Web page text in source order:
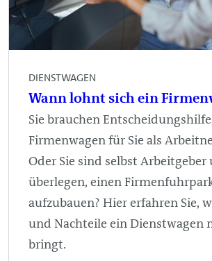
DIENSTWAGEN
Wann lohnt sich ein
Sie brauchen
Firmenwagen für Sie als
Oder Sie sind selbst Arbeitgeber
überlegen, einen
aufzubauen? Hier erfahren Sie,
und Nachteile ein Dienstwagen
bringt.